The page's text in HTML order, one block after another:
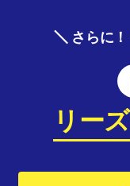
さらに
リー